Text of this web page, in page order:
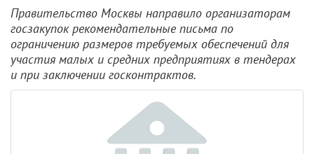
Правительство Москвы направило организаторам
госзакупок рекомендательные письма по
ограничению размеров требуемых обеспечений для
участия малых и средних предприятиях в тендерах
и при заключении госконтрактов.